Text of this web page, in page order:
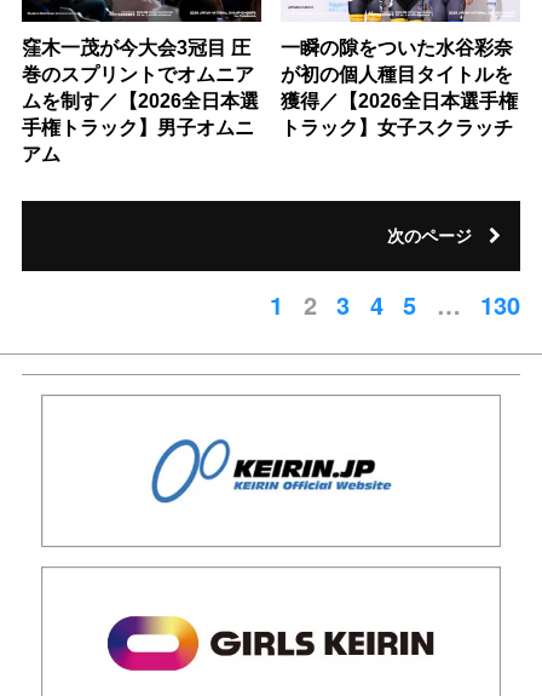
窪木一茂が今大会3冠目 圧
巻のスプリントでオムニア
ムを制す／【2026全日本選
手権トラック】男子オムニ
アム
一瞬の隙をついた水谷彩奈
が初の個人種目タイトルを
獲得／【2026全日本選手権
トラック】女子スクラッチ
次のページ
1 2 3 4 5 … 130